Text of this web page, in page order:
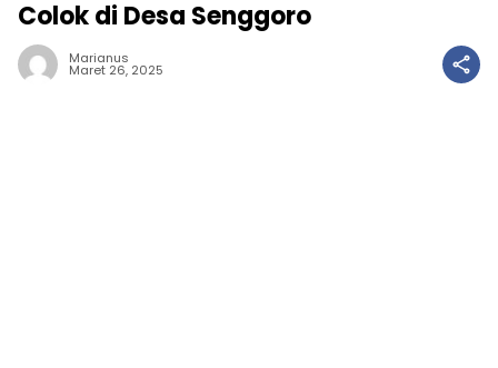
Colok di Desa Senggoro
Marianus
Maret 26, 2025